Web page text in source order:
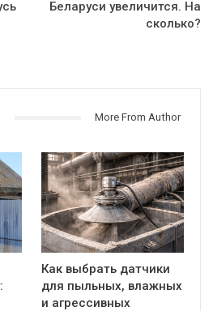
Беларуси увеличится. На
сколько?
More From Author
Как выбрать датчики
для пыльных, влажных
и агрессивных